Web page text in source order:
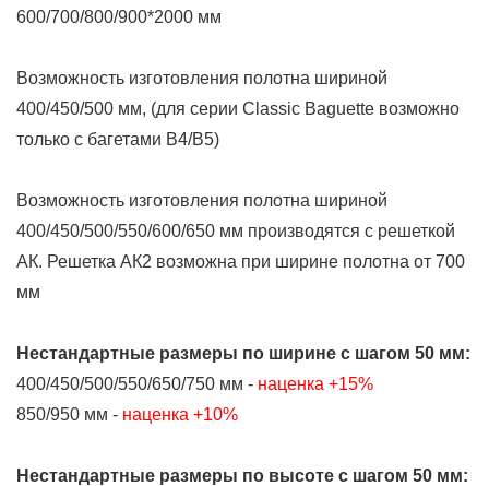
600/700/800/900*2000 мм
Возможность изготовления полотна шириной
400/450/500 мм, (для серии Classic Baguette возможно
только с багетами В4/В5)
Возможность изготовления полотна шириной
400/450/500/550/600/650 мм производятся с решеткой
АК. Решетка АК2 возможна при ширине полотна от 700
мм
Нестандартные размеры по ширине с шагом 50 мм:
400/450/500/550/650/750 мм - наценка +15%
850/950 мм - наценка +10%
Нестандартные размеры по высоте с шагом 50 мм: